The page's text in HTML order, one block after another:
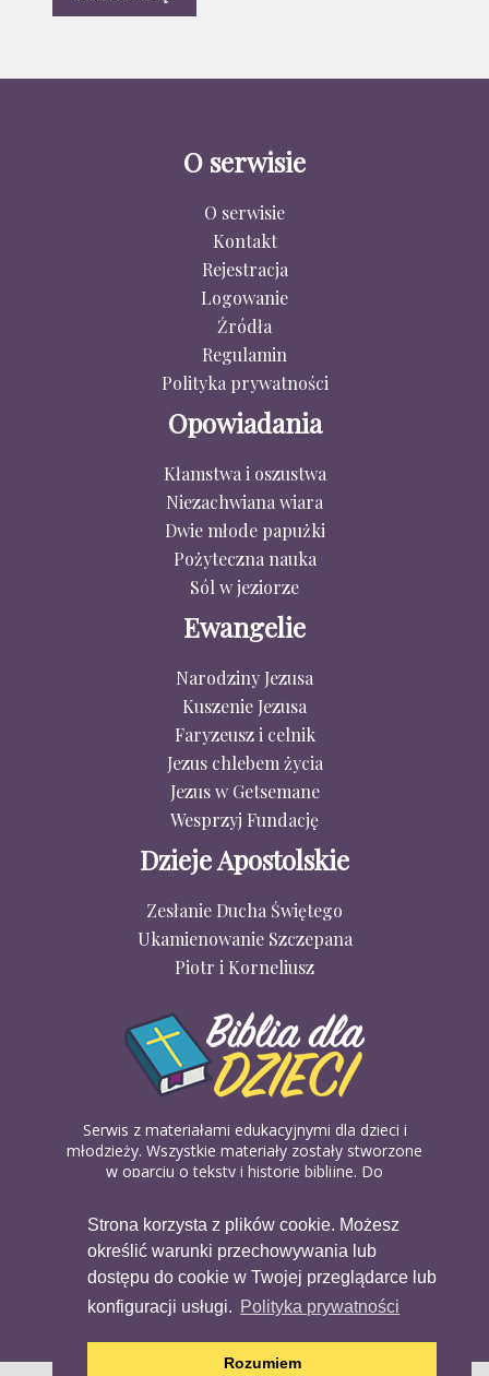
Strona korzysta z plików cookie. Możesz
określić warunki przechowywania lub
dostępu do cookie w Twojej przeglądarce lub
konfiguracji usługi. Polityka prywatności
Rozumiem
O serwisie
O serwisie
Kontakt
Rejestracja
Logowanie
Źródła
Regulamin
Polityka prywatności
Opowiadania
Kłamstwa i oszustwa
Niezachwiana wiara
Dwie młode papużki
Pożyteczna nauka
Sól w jeziorze
Ewangelie
Narodziny Jezusa
Kuszenie Jezusa
Faryzeusz i celnik
Jezus chlebem życia
Jezus w Getsemane
Wesprzyj Fundację
Dzieje Apostolskie
Zesłanie Ducha Świętego
Ukamienowanie Szczepana
Piotr i Korneliusz
Serwis z materiałami edukacyjnymi dla dzieci i
młodzieży. Wszystkie materiały zostały stworzone
w oparciu o teksty i historie biblijne. Do
biblijnych. Można je pobierać, drukować i
udostępniać bez żadnych opłat. Materiałów
dostępnych na serwisie nie można wykorzystywać
w celach komercyjnych.